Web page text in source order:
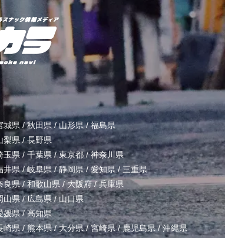
城県 /秋田県 /山形県/福島県
梨県/長野県
玉県/ 千葉県 /東京都/神奈川県
井県/岐阜県/静岡県/ 愛知県 / 三重県
良県/和歌山県 /大阪府/兵庫県
山県/広島県/山口県
媛県/高知県
崎県 /熊本県/大分県/宮崎県/鹿児島県/沖縄県